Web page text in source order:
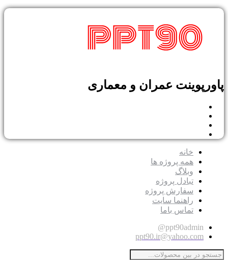
پاورپوینت عمران و معماری
خانه
همه پروژه ها
وبلاگ
تبادل پروژه
سفارش پروژه
راهنما سایت
تماس باما
ppt90admin@
ppt90.ir@yahoo.com